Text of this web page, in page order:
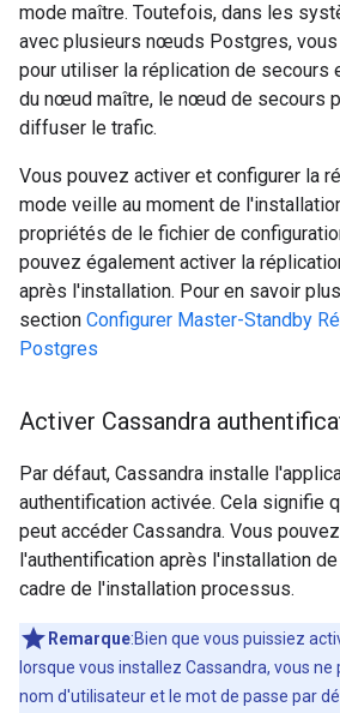
mode maître. Toutefois, dans les
avec plusieurs nœuds Postgres,
pour utiliser la réplication de secours
du nœud maître, le nœud de secours
diffuser le trafic.
Vous pouvez activer et configurer la
mode veille au moment de
propriétés de le fichier de
pouvez également activer la
après l'installation. Pour en savoir
section Configurer Master-Standby
Postgres
Activer Cassandra
Par défaut, Cassandra installe
authentification activée. Cela signifie
peut accéder Cassandra. Vous
l'authentification après l'installation
cadre de l'installation processus.
Remarque:Bien que vous puissiez
lorsque vous installez Cassandra, vous
nom d'utilisateur et le mot de passe par